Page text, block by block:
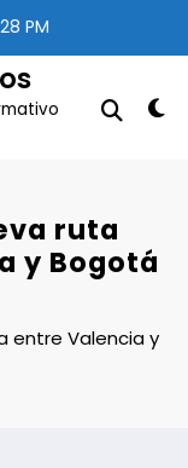
PM
ruta
y Bogotá
entre Valencia y